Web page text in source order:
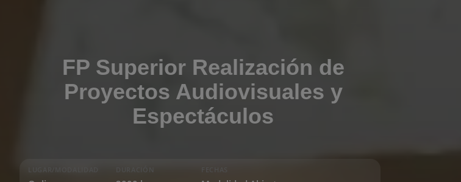
FP Superior Realización de
Proyectos Audiovisuales y
Espectáculos